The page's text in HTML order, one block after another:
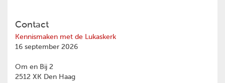
Contact
Kennismaken met de Lukaskerk
16 september 2026
Om en Bij 2
2512 XK Den Haag